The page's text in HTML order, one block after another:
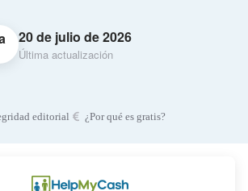
20 de julio de 2026
Última actualización
editorial ¿Por qué es gratis?